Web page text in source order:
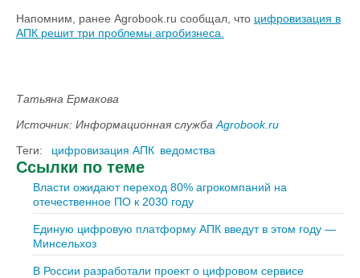
Напомним, ранее Agrobook.ru сообщал, что цифровизация в
АПК решит три проблемы агробизнеса.
Татьяна Ермакова
Источник: Информационная служба Agrobook.ru
Теги:
цифровизация АПК ведомства
Ссылки по теме
Власти ожидают переход 80% агрокомпаний на
отечественное ПО к 2030 году
Единую цифровую платформу АПК введут в этом году —
Минсельхоз
В России разработали проект о цифровом сервисе